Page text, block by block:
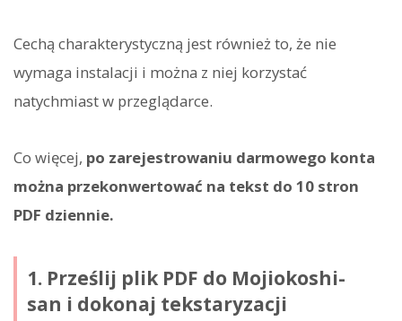
Cechą charakterystyczną jest również to, że nie
wymaga instalacji i można z niej korzystać
natychmiast w przeglądarce.
Co więcej, po zarejestrowaniu darmowego konta
można przekonwertować na tekst do 10 stron
PDF dziennie.
1. Prześlij plik PDF do Mojiokoshi-
san i dokonaj tekstaryzacji